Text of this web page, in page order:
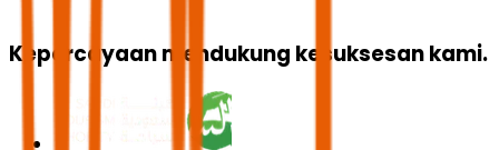
Kepercayaan mendukung kesuksesan kami.